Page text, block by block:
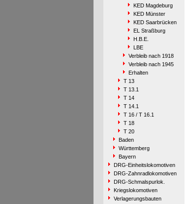
KED Magdeburg
KED Münster
KED Saarbrücken
EL Straßburg
H.B.E.
LBE
Verbleib nach 1918
Verbleib nach 1945
Erhalten
T 13
T 13.1
T 14
T 14.1
T 16 / T 16.1
T 18
T 20
Baden
Württemberg
Bayern
DRG-Einheitslokomotiven
DRG-Zahnradlokomotiven
DRG-Schmalspurlok.
Kriegslokomotiven
Verlagerungsbauten